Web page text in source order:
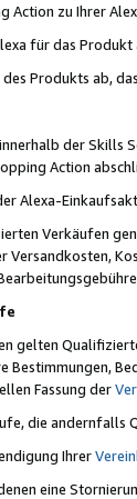
Action zu Ihrer
für das Produkt
Produkts ab,
der Skills
Action
Alexa-
Verkäufen
Versandkosten,
gelten
Bestimmungen,
Fassung der
die andernfalls
Ihrer
eine